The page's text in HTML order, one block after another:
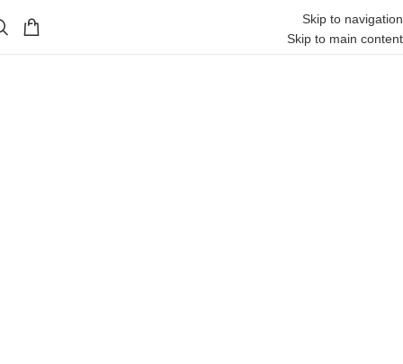
Skip to navigation
Skip to main content